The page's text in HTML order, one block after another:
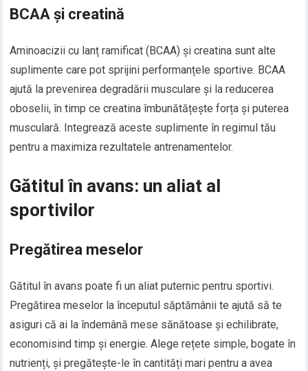
BCAA și creatină
Aminoacizii cu lanț ramificat (BCAA) și creatina sunt alte
suplimente care pot sprijini performanțele sportive. BCAA
ajută la prevenirea degradării musculare și la reducerea
oboselii, în timp ce creatina îmbunătățește forța și puterea
musculară. Integrează aceste suplimente în regimul tău
pentru a maximiza rezultatele antrenamentelor.
Gătitul în avans: un aliat al
sportivilor
Pregătirea meselor
Gătitul în avans poate fi un aliat puternic pentru sportivi.
Pregătirea meselor la începutul săptămânii te ajută să te
asiguri că ai la îndemână mese sănătoase și echilibrate,
economisind timp și energie. Alege rețete simple, bogate în
nutrienți, și pregătește-le în cantități mari pentru a avea